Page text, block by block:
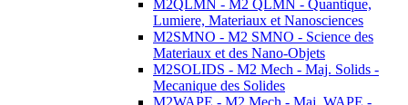
M2QLMN - M2 QLMN - Quantique,
Lumiere, Materiaux et Nanosciences
M2SMNO - M2 SMNO - Science des
Materiaux et des Nano-Objets
M2SOLIDS - M2 Mech - Maj. Solids -
Mecanique des Solides
M2WAPE - M2 Mech - Maj. WAPE -